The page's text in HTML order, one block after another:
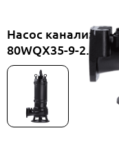
Насос
80WQX35-9-